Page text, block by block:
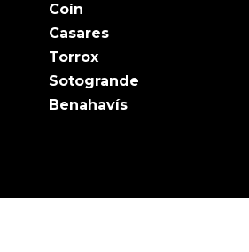
Coín
Casares
Torrox
Sotogrande
Benahavís